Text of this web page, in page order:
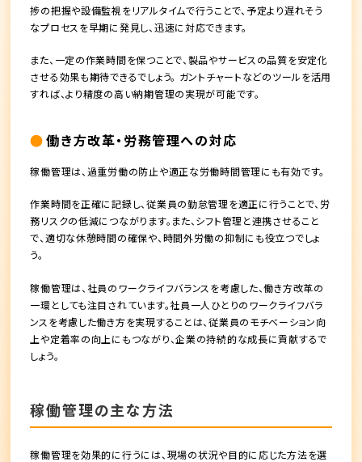
捗の把握や設備監視をリアルタイムで行うことで、予定より遅れそう
なプロセスを早期に発見し、迅速に対応できます。
また、一定の作業時間を保つことで、製品やサービスの品質を安定化
させる効果も期待できるでしょう。 ガントチャートなどのツールを活用
すれば、より精度の高い納期管理の実現が可能です。
働き方改革・労務管理への対応
稼働管理は、過重労働の防止や適正な労働時間管理にも有効です。
作業時間を正確に記録し、従業員の勤怠管理を適正に行うことで、労
務リスクの低減につながります。また、シフト管理と連携させること
で、適切な休憩時間の確保や、時間外労働の抑制にも役立つでしょ
う。
稼働管理は、社員のワークライフバランスを考慮した、働き方改革の
一環としても注目されています。社員一人ひとりのワークライフバラ
ンスを考慮した働き方を実現することは、従業員のモチベーション向
上や定着率の向上にもつながり、企業の持続的な成長に貢献するで
しょう。
稼働管理の主な方法
稼働管理を効果的に行うには、現場の状況や目的に応じた方法を選